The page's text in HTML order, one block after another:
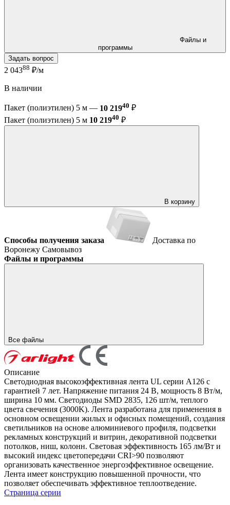
программы
Задать вопрос
2 04388 ₽/м
В наличии
Пакет (полиэтилен) 5 м — 10 21940 ₽
Пакет (полиэтилен) 5 м 10 21940 ₽
В корзину
Способы получения заказа
Доставка по
Воронежу Самовывоз
Файлы и программы
Все файлы
Описание
Светодиодная высокоэффективная лента UL серии A126 с
гарантией 7 лет. Напряжение питания 24 В, мощность 8 Вт/м,
ширина 10 мм. Светодиоды SMD 2835, 126 шт/м, теплого
цвета свечения (3000K). Лента разработана для применения в
основном освещении жилых и офисных помещений, создания
светильников на основе алюминиевого профиля, подсветки
рекламных конструкций и витрин, декоративной подсветки
потолков, ниш, колонн. Световая эффективность 165 лм/Вт и
высокий индекс цветопередачи CRI>90 позволяют
организовать качественное энергоэффективное освещение.
Лента имеет конструкцию повышенной прочности, что
позволяет обеспечивать эффективное теплоотведение.
Страница серии